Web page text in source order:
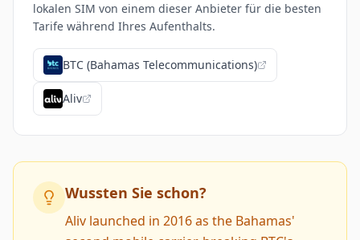
lokalen SIM von einem dieser Anbieter für die besten
Tarife während Ihres Aufenthalts.
BTC (Bahamas Telecommunications)
Aliv
Wussten Sie schon?
Aliv launched in 2016 as the Bahamas'